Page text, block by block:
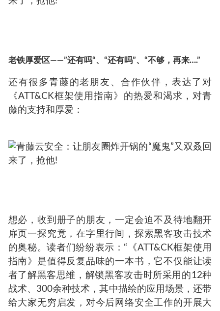
老铁厚爱区——”还有吗“、“还有吗”、“不够，再来….”
还有很多青藤的老朋友、合作伙伴，表达了对
《ATT&CK框架使用指南》的热爱和渴求，对青
藤的支持和厚爱：
想必，收到册子的朋友，一定会迫不及待地翻开
扉页一探究竟，在字里行间，探索黑客攻击技术
的奥秘。读者们纷纷表示：“《ATT&CK框架使用
指南》是值得反复品味的一本书，它不仅能让读
者了解黑客思维，解锁黑客攻击时所采用的12种
战术、300余种技术，其中描绘的应用场景，还带
给大家无穷启发，对今后网络安全工作的开展大